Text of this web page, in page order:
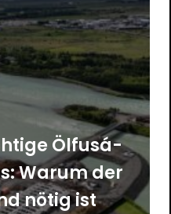
Ölfusá-
Warum der
nötig ist